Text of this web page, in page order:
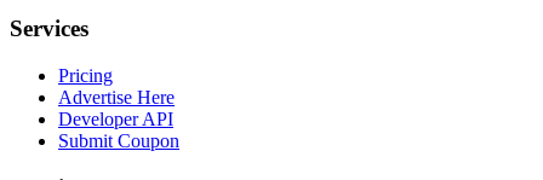
Services
Pricing
Advertise Here
Developer API
Submit Coupon